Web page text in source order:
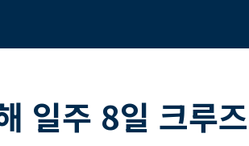
일주 8일 크루즈